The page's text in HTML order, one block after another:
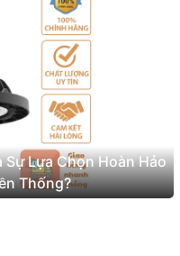
Sự Lựa Chọn Hoàn Hảo
Thống?